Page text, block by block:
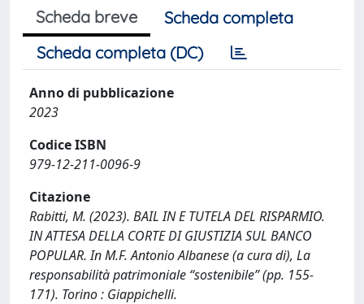
Scheda breve
Scheda completa
Scheda completa (DC)
Anno di pubblicazione
2023
Codice ISBN
979-12-211-0096-9
Citazione
Rabitti, M. (2023). BAIL IN E TUTELA DEL RISPARMIO.
IN ATTESA DELLA CORTE DI GIUSTIZIA SUL BANCO
POPULAR. In M.F. Antonio Albanese (a cura di), La
responsabilità patrimoniale “sostenibile” (pp. 155-
171). Torino : Giappichelli.